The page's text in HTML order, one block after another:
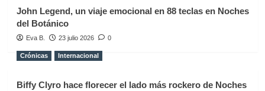
John Legend, un viaje emocional en 88 teclas en Noches
del Botánico
Eva B. 23 julio 2026 0
Crónicas Internacional
Biffy Clyro hace florecer el lado más rockero de Noches